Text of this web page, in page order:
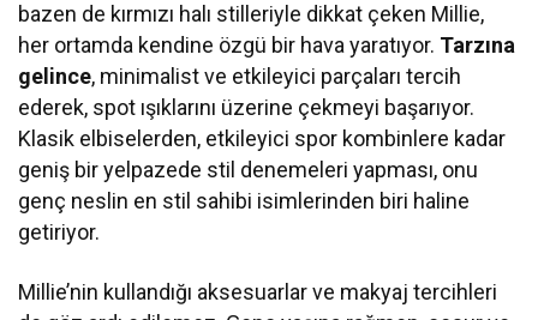
bazen de kırmızı halı stilleriyle dikkat çeken Millie,
her ortamda kendine özgü bir hava yaratıyor. Tarzına
gelince, minimalist ve etkileyici parçaları tercih
ederek, spot ışıklarını üzerine çekmeyi başarıyor.
Klasik elbiselerden, etkileyici spor kombinlere kadar
geniş bir yelpazede stil denemeleri yapması, onu
genç neslin en stil sahibi isimlerinden biri haline
getiriyor.
Millie’nin kullandığı aksesuarlar ve makyaj tercihleri